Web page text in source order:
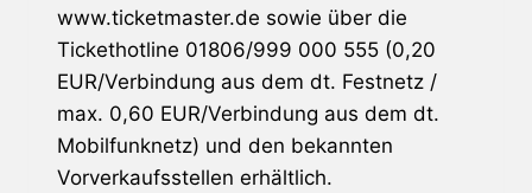
www.ticketmaster.de sowie über die
Tickethotline 01806/999 000 555 (0,20
EUR/Verbindung aus dem dt. Festnetz /
max. 0,60 EUR/Verbindung aus dem dt.
Mobilfunknetz) und den bekannten
Vorverkaufsstellen erhältlich.